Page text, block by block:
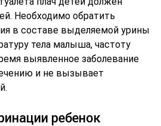
Необходимо обратить
в составе выделяемой урины
тела малыша, частоту
выявленное заболевание
и не вызывает
ребенок